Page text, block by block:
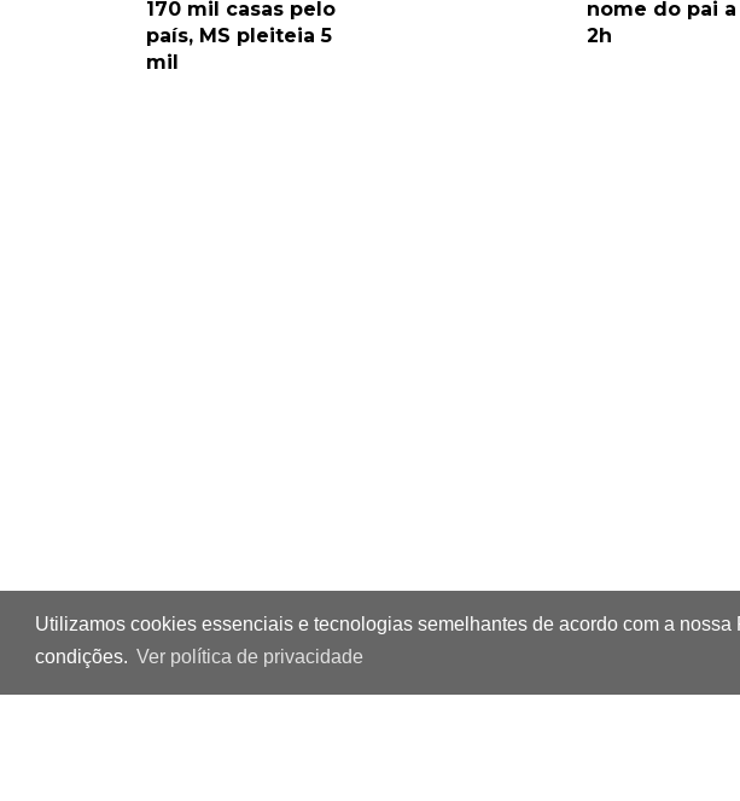
Utilizamos cookies essenciais e tecnologias semelhantes de acordo com a
condições. Ver política de privacidade
170 mil casas pelo
país, MS pleiteia 5
mil
nome do pai a
2h